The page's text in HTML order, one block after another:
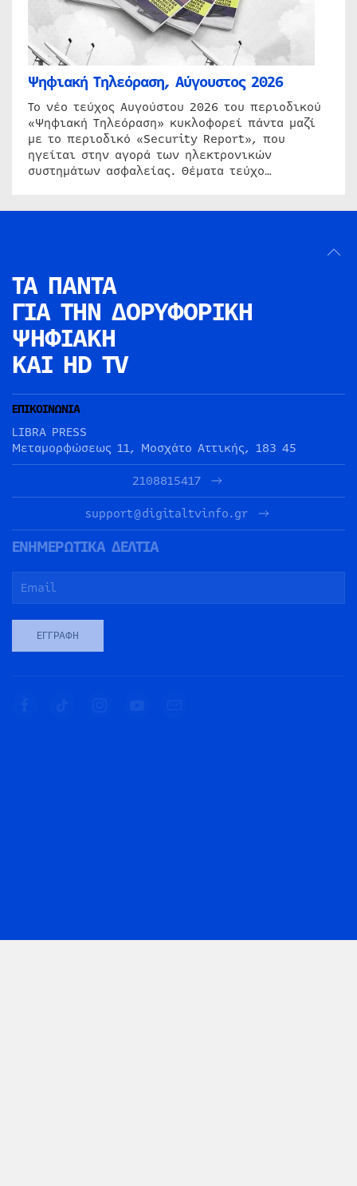
Ψηφιακή Τηλεόραση, Αύγουστος 2026
Το νέο τεύχος Αυγούστου 2026 του περιοδικού
«Ψηφιακή Τηλεόραση» κυκλοφορεί πάντα μαζί
με το περιοδικό «Security Report», που
ηγείται στην αγορά των ηλεκτρονικών
συστημάτων ασφαλείας. Θέματα τεύχο…
ΤΑ ΠΑΝΤΑ
ΓΙΑ ΤΗΝ ΔΟΡΥΦΟΡΙΚΗ
ΨΗΦΙΑΚΗ
ΚΑΙ HD TV
ΕΠΙΚΟΙΝΩΝΙΑ
LIBRA PRESS
Μεταμορφώσεως 11, Μοσχάτο Αττικής, 183 45
2108815417
support@digitaltvinfo.gr
ΕΝΗΜΕΡΩΤΙΚΑ ΔΕΛΤΙΑ
ΕΓΓΡΑΦΉ